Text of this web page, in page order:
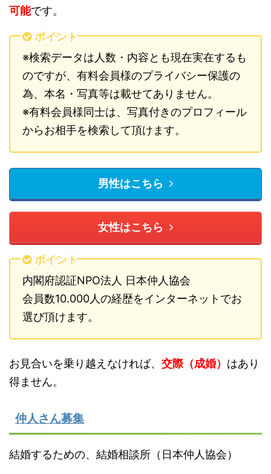
可能です。
ポイント
※検索データは人数・内容とも現在実在するも
のですが、有料会員様のプライバシー保護の
為、本名・写真等は載せてありません。
※有料会員様同士は、写真付きのプロフィール
からお相手を検索して頂けます。
男性はこちら
女性はこちら
ポイント
内閣府認証NPO法人 日本仲人協会
会員数10.000人の経歴をインターネットでお
選び頂けます。
お見合いを乗り越えなければ、 交際（成婚） はあり
得ません。
仲人さん募集
結婚するための、結婚相談所（日本仲人協会）